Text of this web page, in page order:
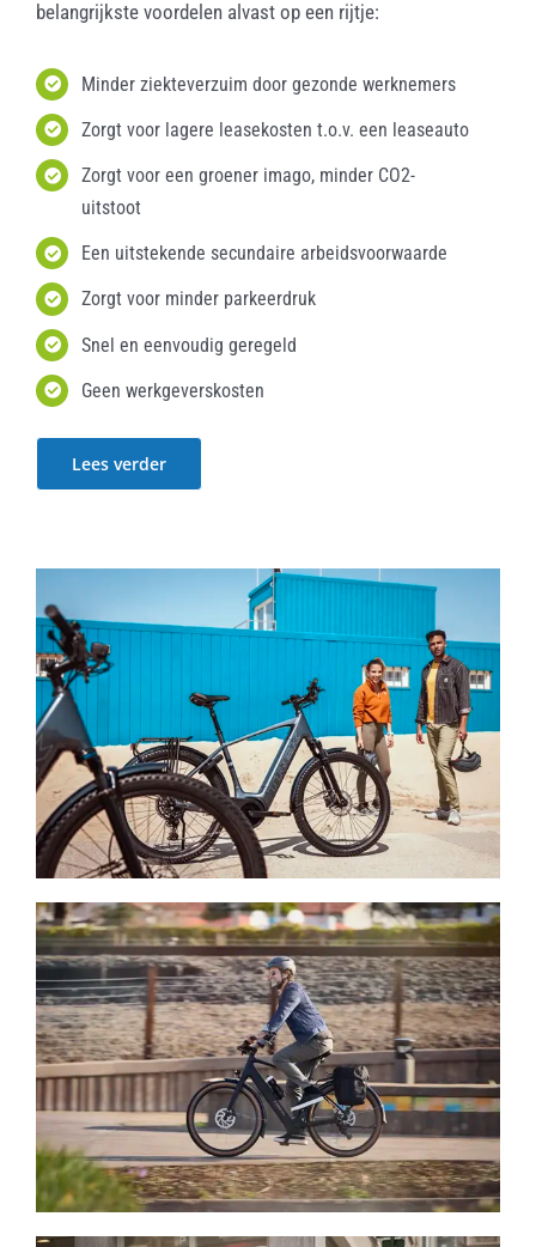
belangrijkste voordelen alvast op een rijtje:
Minder ziekteverzuim door gezonde werknemers
Zorgt voor lagere leasekosten t.o.v. een leaseauto
Zorgt voor een groener imago, minder CO2-
uitstoot
Een uitstekende secundaire arbeidsvoorwaarde
Zorgt voor minder parkeerdruk
Snel en eenvoudig geregeld
Geen werkgeverskosten
Lees verder